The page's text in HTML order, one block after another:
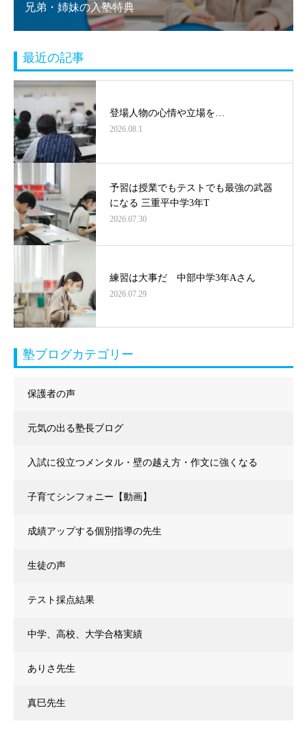
兄弟・姉妹の入塾特典
最近の記事
登場人物の心情や立場を…
2026.08.1
予習は授業でもテストでも最強の武器
になる 三重平中学3年T
2026.07.30
練習は大事だ 中部中学3年Aさん
2026.07.29
塾ブログカテゴリー
保護者の声
元気の出る塾長ブログ
入試に役立つメンタル・壁の越え方・作文に強くなる
子育てシンフォニー【動画】
成績アップする個別指導の先生
生徒の声
テスト採点結果
中学、高校、大学合格実績
ありさ先生
真巳先生